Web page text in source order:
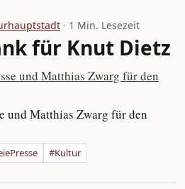
· 1 Min. Lesezeit
für Knut Dietz
und Matthias Zwarg für den
#Kultur